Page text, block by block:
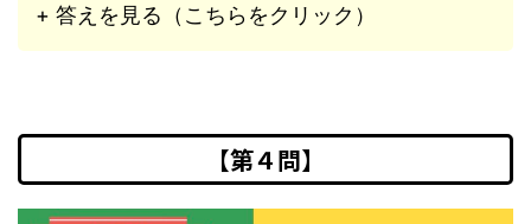
+ 答えを見る（こちらをクリック）
【第４問】